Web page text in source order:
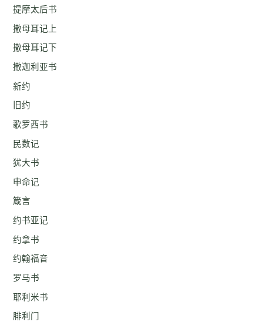
提摩太后书
撒母耳记上
撒母耳记下
撒迦利亚书
新约
旧约
歌罗西书
民数记
犹大书
申命记
箴言
约书亚记
约拿书
约翰福音
罗马书
耶利米书
腓利门